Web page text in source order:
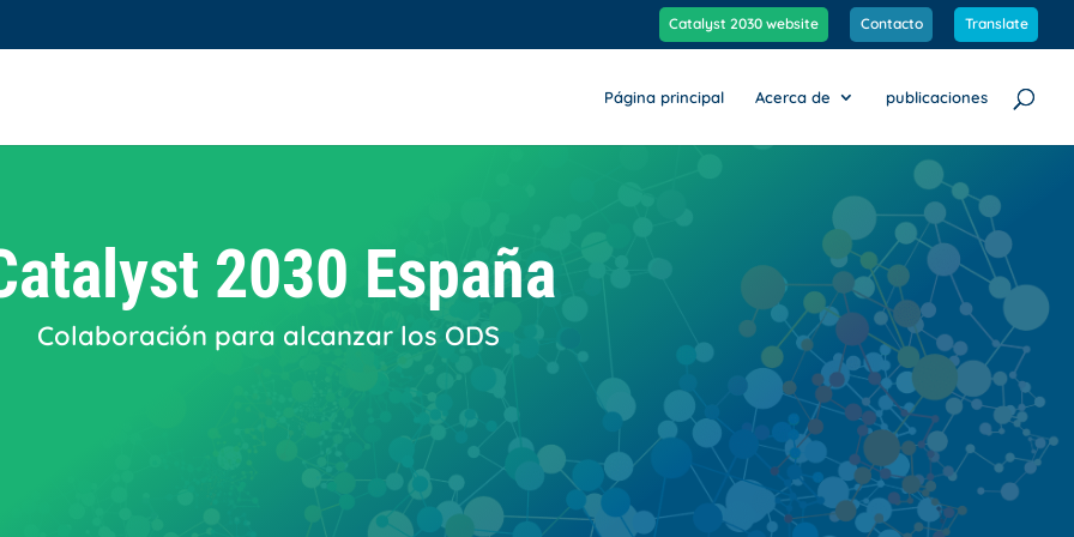
Catalyst 2030 website Contacto Translate
Página principal Acerca de publicaciones
2030 España
Colaboración para alcanzar los ODS